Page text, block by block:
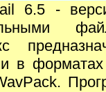
6.5 -
в